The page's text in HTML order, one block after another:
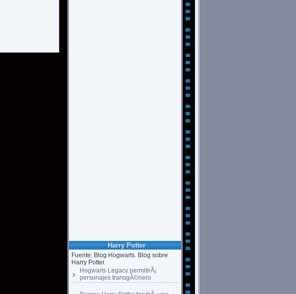
Harry Potter
Fuente: Blog Hogwarts. Blog sobre
Harry Potter.
Hogwarts Legacy permitirÃ¡
personajes transgÃ©nero